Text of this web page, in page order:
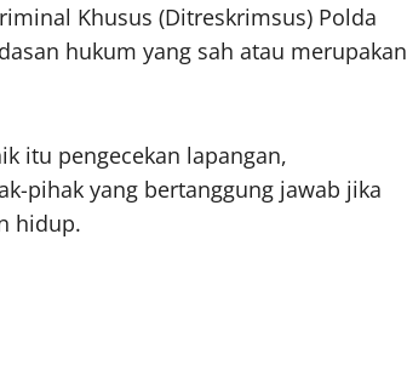
Khusus (Ditreskrimsus) Polda
hukum yang sah atau merupakan
itu pengecekan lapangan,
pihak yang bertanggung jawab jika
hidup.